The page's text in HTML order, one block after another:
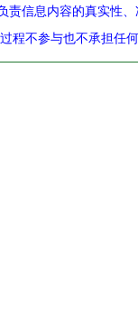
信息内容的真实性、
程不参与也不承担任